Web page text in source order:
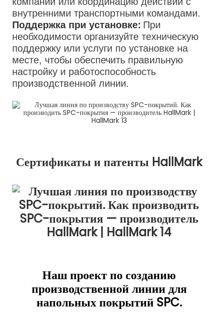
внутренними транспортными командами.
Поддержка при установке: При
необходимости организуйте техническую
поддержку или услуги по установке на
месте, чтобы обеспечить правильную
настройку и работоспособность
производственной линии.
Сертификаты и патенты HallMark
Наш проект по созданию
производственной линии для
напольных покрытий SPC.